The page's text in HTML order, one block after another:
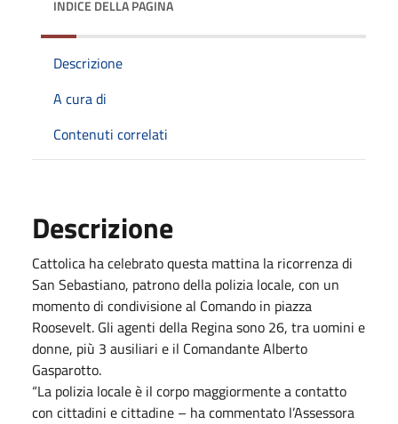
INDICE DELLA PAGINA
Descrizione
A cura di
Contenuti correlati
Descrizione
Cattolica ha celebrato questa mattina la ricorrenza di
San Sebastiano, patrono della polizia locale, con un
momento di condivisione al Comando in piazza
Roosevelt. Gli agenti della Regina sono 26, tra uomini e
donne, più 3 ausiliari e il Comandante Alberto
Gasparotto.
“La polizia locale è il corpo maggiormente a contatto
con cittadini e cittadine – ha commentato l’Assessora